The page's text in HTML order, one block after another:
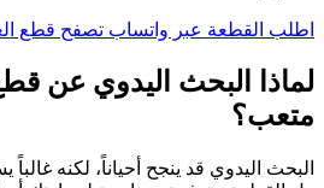
اطلب القطعة عبر واتساب تصفح قطع
لماذا البحث اليدوي عن
متعب؟
البحث اليدوي قد ينجح أحياناً، لكنه